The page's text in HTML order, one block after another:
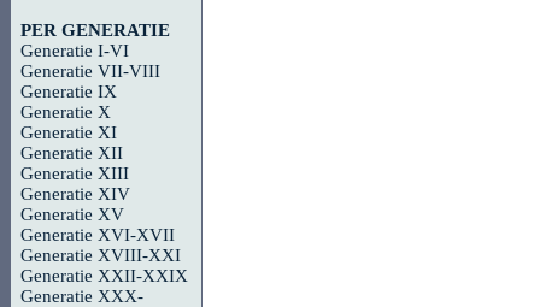
PER GENERATIE
Generatie I-VI
Generatie VII-VIII
Generatie IX
Generatie X
Generatie XI
Generatie XII
Generatie XIII
Generatie XIV
Generatie XV
Generatie XVI-XVII
Generatie XVIII-XXI
Generatie XXII-XXIX
Generatie XXX-